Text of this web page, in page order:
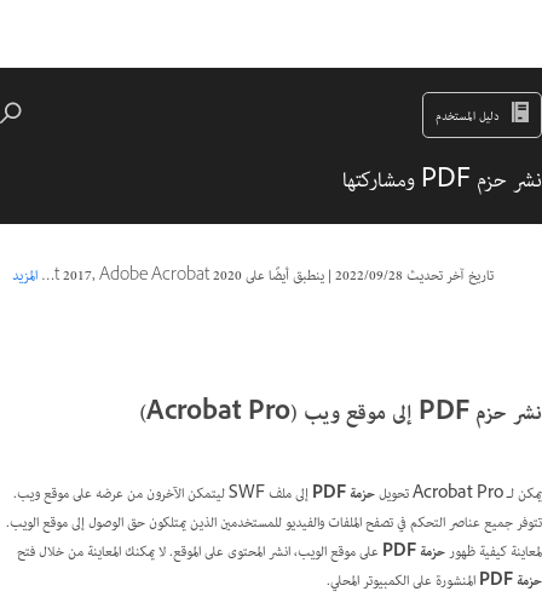
دليل المستخدم
نشر حزم PDF ومشاركتها
تاريخ آخر تحديث28‏/09‏/2022
|ينطبق أيضًا على Adobe Acrobat 2017, Adobe Acrobat 2020 المزيد
نشر حزم PDF إلى موقع ويب (Acrobat Pro)
يمكن لـ Acrobat Pro تحويل حزمة PDF
إلى ملف SWF ليتمكن الآخرون من عرضه على موقع ويب.
تتوفر جميع عناصر التحكم في تصفح الملفات والفيديو للمستخدمين الذين يمتلكون حق الوصول إلى موقع الويب.
لمعاينة كيفية ظهورحزمة PDF
على موقع الويب، انشر المحتوى على الموقع. لا يمكنك المعاينة من خلال فتح
حزمة PDF
المنشورة على الكمبيوتر المحلي.